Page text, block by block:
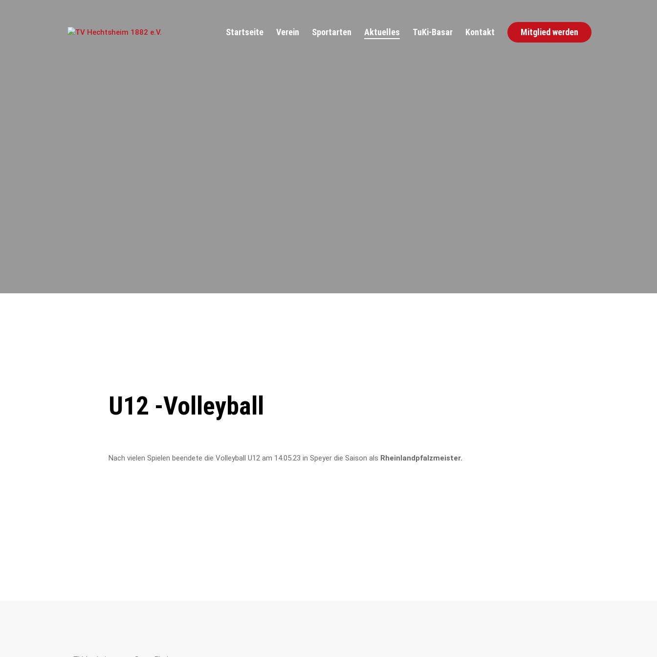
Startseite Verein Sportarten Aktuelles TuKi-Basar Kontakt Mitglied werden
U12 -Volleyball
Nach vielen Spielen beendete die Volleyball U12 am 14.05.23 in Speyer die Saison als Rheinlandpfalzmeister.